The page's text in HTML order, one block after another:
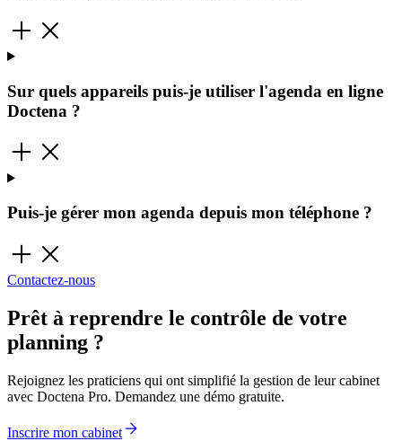
Sur quels appareils puis-je utiliser l'agenda en ligne
Doctena ?
Puis-je gérer mon agenda depuis mon téléphone ?
Contactez-nous
Prêt à reprendre le contrôle de votre
planning ?
Rejoignez les praticiens qui ont simplifié la gestion de leur cabinet
avec Doctena Pro. Demandez une démo gratuite.
Inscrire mon cabinet